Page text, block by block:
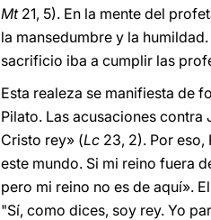
Mt 21, 5). En la mente del
la mansedumbre y la
sacrificio iba a cumplir las
Esta realeza se manifiesta de
Pilato. Las acusaciones
Cristo rey» (Lc 23, 2). Por eso,
este mundo. Si mi reino fuera
pero mi reino no es de aquí».
"Sí, como dices, soy rey. Yo